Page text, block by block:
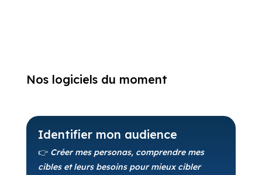
Nos logiciels du moment
Identifier mon audience
👉 Créer mes personas, comprendre mes
cibles et leurs besoins pour mieux cibler